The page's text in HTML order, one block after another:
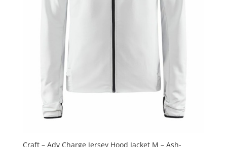
Craft – Adv Charge Jersey Hood Jacket M – Ash-